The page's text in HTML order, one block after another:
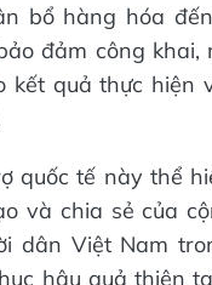
bổ hàng hóa
đảm công khai,
kết quả thực hiện
quốc tế này thể
và chia sẻ của
dân Việt Nam
hậu quả thiên